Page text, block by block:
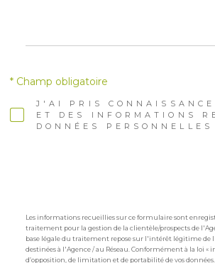
J'AI PRIS
ET DES INFORMATIONS
DONNÉES
* Champ obligatoire
Les informations recueillies sur ce formulaire sont
traitement pour la gestion de la clientèle/prospects de
base légale du traitement repose sur l'intérêt légitime de
destinées à l'Agence / au Réseau. Conformément à la loi «
d’opposition, de limitation et de portabilité de vos